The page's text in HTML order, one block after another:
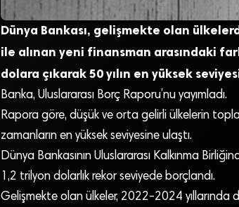
Dünya Bankası, gelişmekte olan
ile alınan yeni finansman arasındaki
dolara çıkarak 50 yılın en yüksek
Banka, Uluslararası Borç Raporu’nu yayımladı.
Rapora göre, düşük ve orta gelirli ülkelerin
zamanların en yüksek seviyesine ulaştı.
Dünya Bankasının Uluslararası Kalkınma
1,2 trilyon dolarlık rekor seviyede borçlandı.
Gelişmekte olan ülkeler, 2022-2024 yıllarında